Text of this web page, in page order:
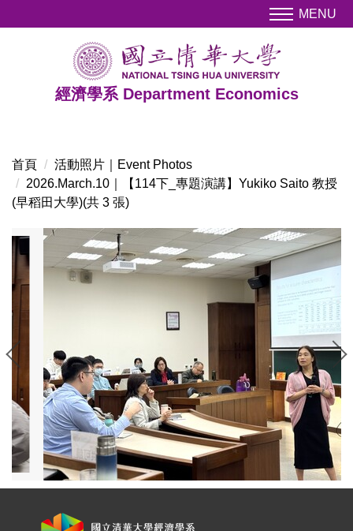
到
經濟學系 Department Economics
MENU
首頁
活動照片｜Event Photos
2026.March.10｜【114下_專題演講】Yukiko Saito 教授
(早稻田大學)(共 3 張)